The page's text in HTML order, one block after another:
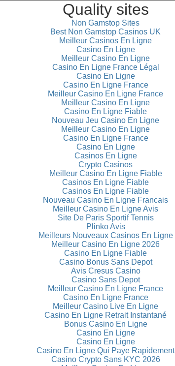
Quality sites
Non Gamstop Sites
Best Non Gamstop Casinos UK
Meilleur Casinos En Ligne
Casino En Ligne
Meilleur Casino En Ligne
Casino En Ligne France Légal
Casino En Ligne
Casino En Ligne France
Meilleur Casino En Ligne France
Meilleur Casino En Ligne
Casino En Ligne Fiable
Nouveau Jeu Casino En Ligne
Meilleur Casino En Ligne
Casino En Ligne France
Casino En Ligne
Casinos En Ligne
Crypto Casinos
Meilleur Casino En Ligne Fiable
Casinos En Ligne Fiable
Casinos En Ligne Fiable
Nouveau Casino En Ligne Francais
Meilleur Casino En Ligne Avis
Site De Paris Sportif Tennis
Plinko Avis
Meilleurs Nouveaux Casinos En Ligne
Meilleur Casino En Ligne 2026
Casino En Ligne Fiable
Casino Bonus Sans Depot
Avis Cresus Casino
Casino Sans Depot
Meilleur Casino En Ligne France
Casino En Ligne France
Meilleur Casino Live En Ligne
Casino En Ligne Retrait Instantané
Bonus Casino En Ligne
Casino En Ligne
Casino En Ligne
Casino En Ligne Qui Paye Rapidement
Casino Crypto Sans KYC 2026